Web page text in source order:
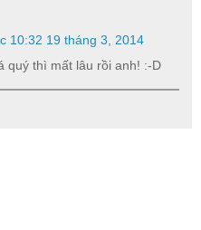
10:32 19 tháng 3, 2014
quý thì mất lâu rồi anh! :-D